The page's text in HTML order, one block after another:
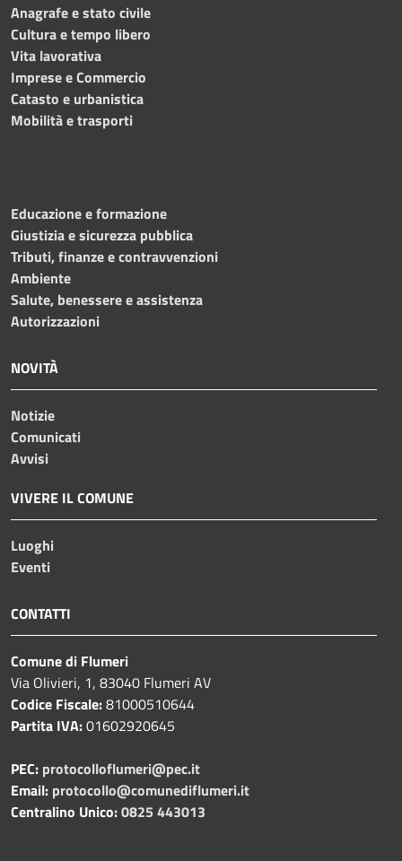
Anagrafe e stato civile
Cultura e tempo libero
Vita lavorativa
Imprese e Commercio
Catasto e urbanistica
Mobilità e trasporti
Educazione e formazione
Giustizia e sicurezza pubblica
Tributi, finanze e contravvenzioni
Ambiente
Salute, benessere e assistenza
Autorizzazioni
NOVITÀ
Notizie
Comunicati
Avvisi
VIVERE IL COMUNE
Luoghi
Eventi
CONTATTI
Comune di Flumeri
Via Olivieri, 1, 83040 Flumeri AV
Codice Fiscale:81000510644
Partita IVA:01602920645
PEC: protocolloflumeri@pec.it
Email: protocollo@comunediflumeri.it
Centralino Unico:0825 443013